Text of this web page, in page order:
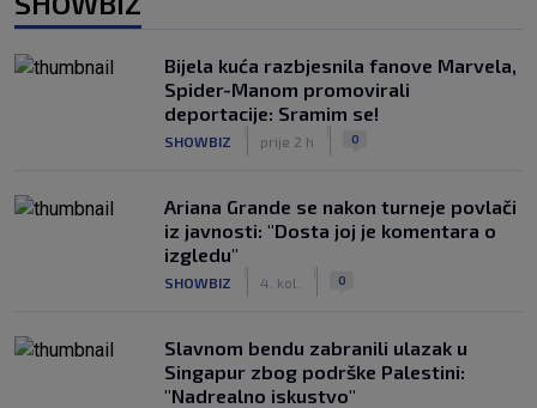
Bijela kuća razbjesnila fanove Marvela,
Spider-Manom promovirali
deportacije: Sramim se!
SHOWBIZ prije 2 h 0
Ariana Grande se nakon turneje povlači
iz javnosti: "Dosta joj je komentara o
izgledu"
SHOWBIZ 4. kol. 0
Slavnom bendu zabranili ulazak u
Singapur zbog podrške Palestini:
"Nadrealno iskustvo"